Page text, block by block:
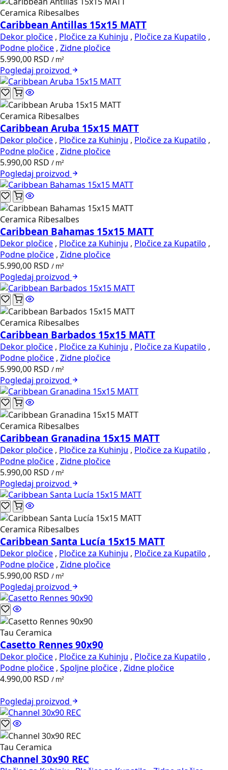
Ceramica Ribesalbes
Caribbean Antillas 15x15 MATT
Dekor pločice , Pločice za Kuhinju , Pločice za Kupatilo ,
Podne pločice , Zidne pločice
5.990,00 RSD / m²
Pogledaj proizvod
Ceramica Ribesalbes
Caribbean Aruba 15x15 MATT
Dekor pločice , Pločice za Kuhinju , Pločice za Kupatilo ,
Podne pločice , Zidne pločice
5.990,00 RSD / m²
Pogledaj proizvod
Ceramica Ribesalbes
Caribbean Bahamas 15x15 MATT
Dekor pločice , Pločice za Kuhinju , Pločice za Kupatilo ,
Podne pločice , Zidne pločice
5.990,00 RSD / m²
Pogledaj proizvod
Ceramica Ribesalbes
Caribbean Barbados 15x15 MATT
Dekor pločice , Pločice za Kuhinju , Pločice za Kupatilo ,
Podne pločice , Zidne pločice
5.990,00 RSD / m²
Pogledaj proizvod
Ceramica Ribesalbes
Caribbean Granadina 15x15 MATT
Dekor pločice , Pločice za Kuhinju , Pločice za Kupatilo ,
Podne pločice , Zidne pločice
5.990,00 RSD / m²
Pogledaj proizvod
Ceramica Ribesalbes
Caribbean Santa Lucía 15x15 MATT
Dekor pločice , Pločice za Kuhinju , Pločice za Kupatilo ,
Podne pločice , Zidne pločice
5.990,00 RSD / m²
Pogledaj proizvod
Tau Ceramica
Casetto Rennes 90x90
Dekor pločice , Pločice za Kuhinju , Pločice za Kupatilo ,
Podne pločice , Spoljne pločice , Zidne pločice
4.990,00 RSD / m²
Pogledaj proizvod
Tau Ceramica
Channel 30x90 REC